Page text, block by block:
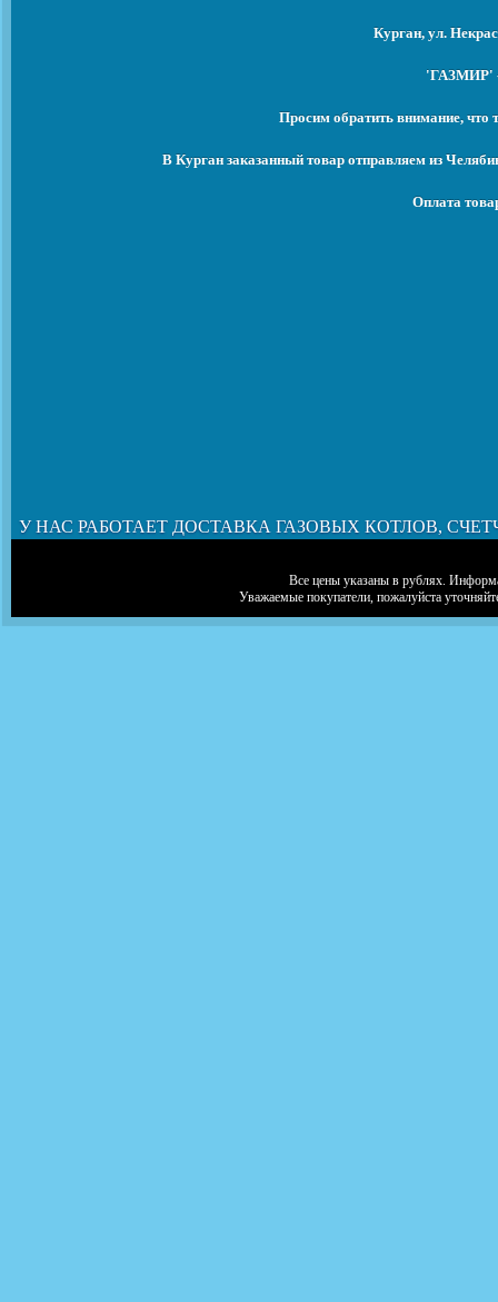
Курган, ул.
'ГАЗМИР' -
Просим обратить внимание, что
В Курган заказанный товар отправляем из
Оплата
У НАС РАБОТАЕТ ДОСТАВКА ГАЗОВЫХ КОТЛОВ,
Все цены указаны в рублях.
Уважаемые покупатели, пожалуйста